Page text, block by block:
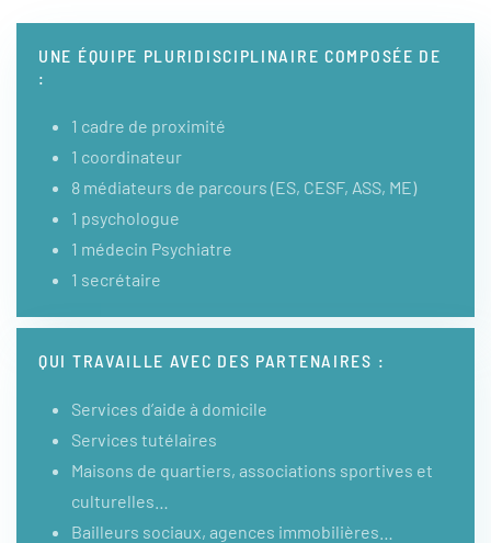
UNE ÉQUIPE PLURIDISCIPLINAIRE COMPOSÉE DE
:
1 cadre de proximité
1 coordinateur
8 médiateurs de parcours (ES, CESF, ASS, ME)
1 psychologue
1 médecin Psychiatre
1 secrétaire
QUI TRAVAILLE AVEC DES PARTENAIRES :
Services d’aide à domicile
Services tutélaires
Maisons de quartiers, associations sportives et
culturelles…
Bailleurs sociaux, agences immobilières…